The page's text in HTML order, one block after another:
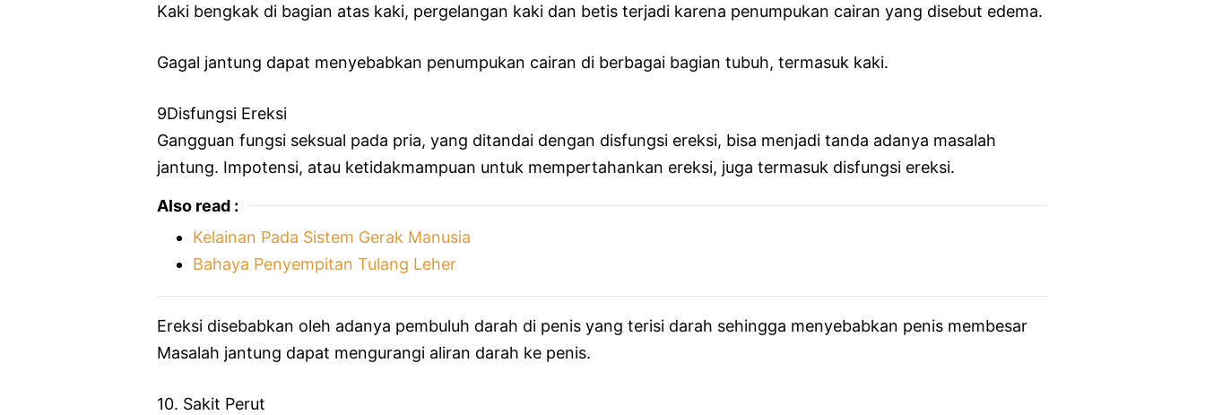
Kaki bengkak di bagian atas kaki, pergelangan kaki dan betis terjadi karena penumpukan cairan yang disebut edema.
Gagal jantung dapat menyebabkan penumpukan cairan di berbagai bagian tubuh, termasuk kaki.
9Disfungsi Ereksi
Gangguan fungsi seksual pada pria, yang ditandai dengan disfungsi ereksi, bisa menjadi tanda adanya masalah
jantung. Impotensi, atau ketidakmampuan untuk mempertahankan ereksi, juga termasuk disfungsi ereksi.
Also read :
Kelainan Pada Sistem Gerak Manusia
Bahaya Penyempitan Tulang Leher
Ereksi disebabkan oleh adanya pembuluh darah di penis yang terisi darah sehingga menyebabkan penis membesar
Masalah jantung dapat mengurangi aliran darah ke penis.
10. Sakit Perut